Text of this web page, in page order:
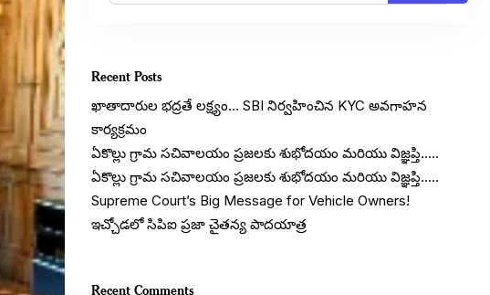
Recent Posts
ఖాతాదారుల భద్రతే లక్ష్యం… SBI నిర్వహించిన KYC అవగాహన
కార్యక్రమం
ఏకొల్లు గ్రామ సచివాలయం ప్రజలకు శుభోదయం మరియు విజ్ఞప్తి…..
ఏకొల్లు గ్రామ సచివాలయం ప్రజలకు శుభోదయం మరియు విజ్ఞప్తి…..
Supreme Court’s Big Message for Vehicle Owners!
ఇచ్చోడలో సిపిఐ ప్రజా చైతన్య పాదయాత్ర
Recent Comments